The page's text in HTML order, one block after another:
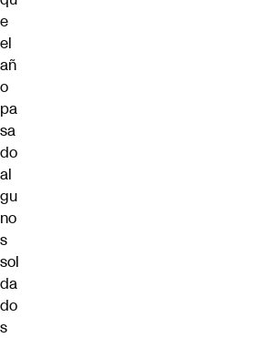
e
el
añ
o
pa
sa
do
al
gu
no
s
sol
da
do
s